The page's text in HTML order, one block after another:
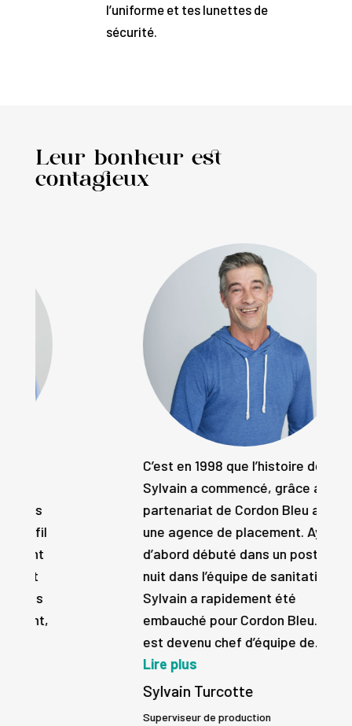
l’uniforme et tes lunettes de
sécurité.
Leur bonheur est
contagieux
C’est en 1998 que l’histoire de
Sylvain a commencé, grâce au
partenariat de Cordon Bleu avec
une agence de placement. Ayant
d’abord débuté dans un poste de
nuit dans l’équipe de sanitation,
Sylvain a rapidement été
embauché pour Cordon Bleu. Il
est devenu chef d’équipe de...
Sylvain Turcotte
Superviseur de production